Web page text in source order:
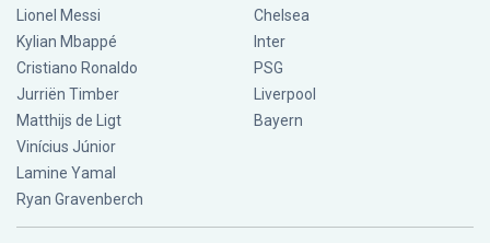
Lionel Messi
Kylian Mbappé
Cristiano Ronaldo
Jurriën Timber
Matthijs de Ligt
Vinícius Júnior
Lamine Yamal
Ryan Gravenberch
Chelsea
Inter
PSG
Liverpool
Bayern